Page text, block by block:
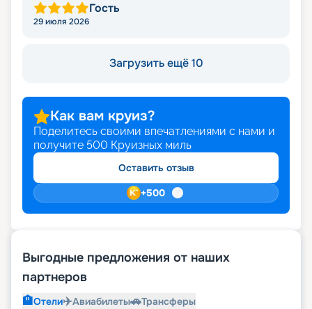
Гость
29 июля 2026
Загрузить ещё 10
Как вам круиз?
Поделитесь своими впечатлениями с нами и
получите 500 Круизных миль
Оставить отзыв
+500
Выгодные предложения от наших
партнеров
🏨Отели✈️Авиабилеты🚗Трансферы